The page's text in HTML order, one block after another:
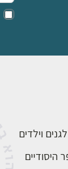
וילדים
היסודיים